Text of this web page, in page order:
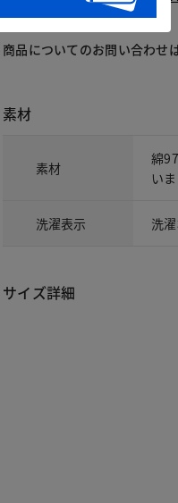
商品についてのお問い合わせ
素材
素材
綿
いま
洗濯表示 洗
サイズ詳細